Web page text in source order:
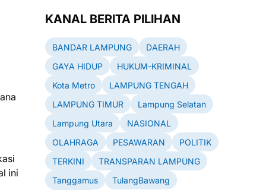
ini
KANAL BERITA PILIHAN
BANDAR LAMPUNG
DAERAH
GAYA HIDUP
HUKUM-KRIMINAL
Kota Metro
LAMPUNG TENGAH
LAMPUNG TIMUR
Lampung Selatan
Lampung Utara
NASIONAL
OLAHRAGA
PESAWARAN
POLITIK
TERKINI
TRANSPARAN LAMPUNG
Tanggamus
TulangBawang